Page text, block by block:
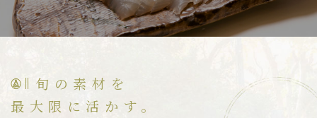
旬の素材を
最大限に活かす。